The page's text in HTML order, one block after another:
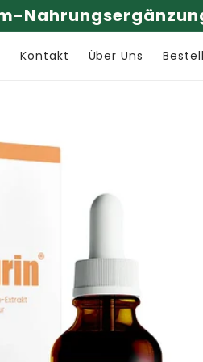
Natürlich.
Kontakt Über Uns